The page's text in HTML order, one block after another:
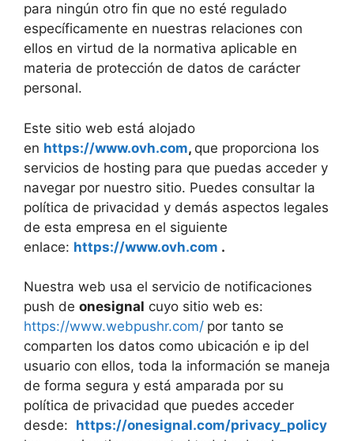
para ningún otro fin que no esté regulado
específicamente en nuestras relaciones con
ellos en virtud de la normativa aplicable en
materia de protección de datos de carácter
personal.
Este sitio web está alojado
en https://www.ovh.com, que proporciona los
servicios de hosting para que puedas acceder y
navegar por nuestro sitio. Puedes consultar la
política de privacidad y demás aspectos legales
de esta empresa en el siguiente
enlace: https://www.ovh.com .
Nuestra web usa el servicio de notificaciones
push de onesignal cuyo sitio web es:
https://www.webpushr.com/ por tanto se
comparten los datos como ubicación e ip del
usuario con ellos, toda la información se maneja
de forma segura y está amparada por su
política de privacidad que puedes acceder
desde: https://onesignal.com/privacy_policy